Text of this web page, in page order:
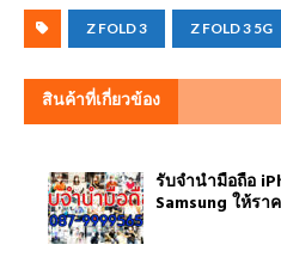
Z FOLD 3 Z FOLD 3 5G
สินค้าที่เกี่ยวข้อง
รับจำนำมือถือ
Samsung ให้รา